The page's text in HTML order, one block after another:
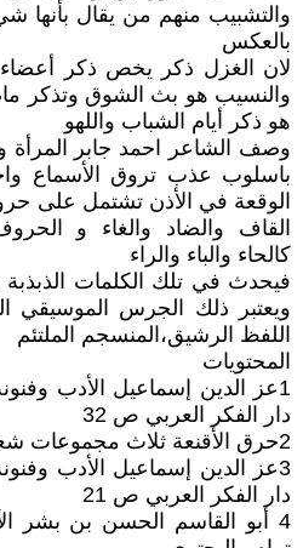
والتشبيب منهم من يقال بأنها
بالعكس
لان الغزل ذكر يخص ذكر
والنسيب هو بث الشوق وتذكر
هو ذكر أيام الشباب واللهو
وصف الشاعر احمد جابر المرأة
باسلوب عذب تروق الأسماع
الوقعة في الأذن تشتمل على
القاف والضاد والغاء و
كالحاء والباء والراء
فيحدث في تلك الكلمات الذبذبة
ويعتبر ذلك الجرس الموسيقي
اللفظ الرشيق،المنسجم الملتئم
المحتويات
1عز الدين إسماعيل الأدب
دار الفكر العربي ص 32
2حرق الأقنعة ثلاث مجموعات شعرية القناع الثاني ص41
3عز الدين إسماعيل الأدب
دار الفكر العربي ص 21
4 أبو القاسم الحسن بن بشر